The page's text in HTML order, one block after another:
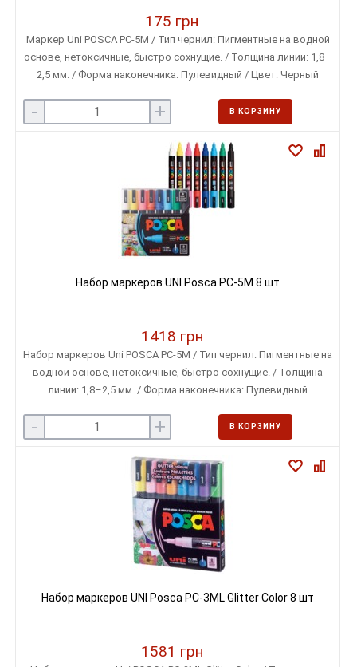
175 грн
Маркер Uni POSCA PC-5M / Тип чернил: Пигментные на водной
основе, нетоксичные, быстро сохнущие. / Толщина линии: 1,8–
2,5 мм. / Форма наконечника: Пулевидный / Цвет: Черный
- + В КОРЗИНУ
Набор маркеров UNI Posca PC-5M 8 шт
1418 грн
Набор маркеров Uni POSCA PC-5M / Тип чернил: Пигментные на
водной основе, нетоксичные, быстро сохнущие. / Толщина
линии: 1,8–2,5 мм. / Форма наконечника: Пулевидный
- + В КОРЗИНУ
Набор маркеров UNI Posca PC-3ML Glitter Color 8 шт
1581 грн